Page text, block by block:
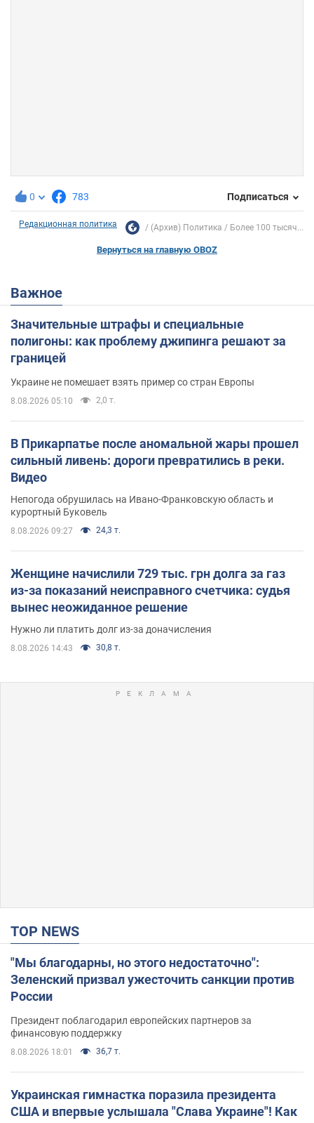
0 783 Подписаться
Редакционная политика (Архив) Политика Более 100 тысяч...
Вернуться на главную OBOZ
Важное
Значительные штрафы и специальные
полигоны: как проблему джипинга решают за
границей
Украине не помешает взять пример со стран Европы
8.08.2026 05:10 2,0 т.
В Прикарпатье после аномальной жары прошел
сильный ливень: дороги превратились в реки.
Видео
Непогода обрушилась на Ивано-Франковскую область и
курортный Буковель
8.08.2026 09:27 24,3 т.
Женщине начислили 729 тыс. грн долга за газ
из-за показаний неисправного счетчика: судья
вынес неожиданное решение
Нужно ли платить долг из-за доначисления
8.08.2026 14:43 30,8 т.
TOP NEWS
"Мы благодарны, но этого недостаточно":
Зеленский призвал ужесточить санкции против
России
Президент поблагодарил европейских партнеров за
финансовую поддержку
8.08.2026 18:01 36,7 т.
Украинская гимнастка поразила президента
США и впервые услышала "Слава Украине"! Как